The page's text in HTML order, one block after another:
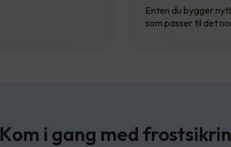
Enten du bygger
som passer til det
Kom i gang med